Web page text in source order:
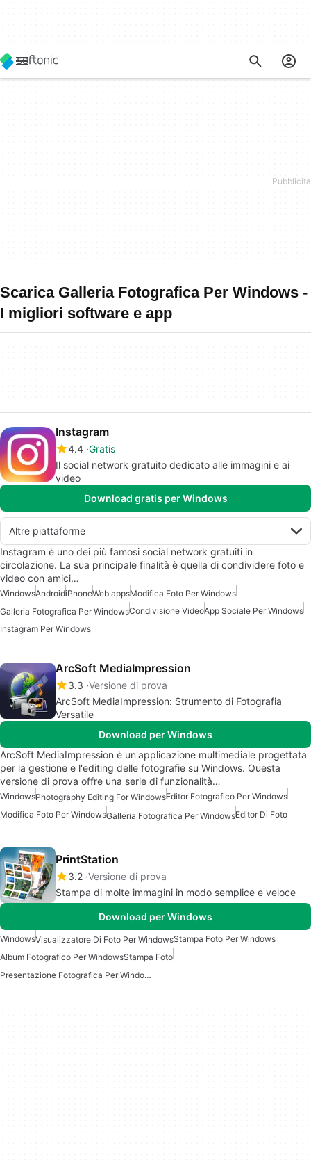
Scarica Galleria Fotografica Per Windows -
I migliori software e app
Instagram
4.4 Gratis
Il social network gratuito dedicato alle immagini e ai
video
Download gratis per Windows
Altre piattaforme
Instagram è uno dei più famosi social network gratuiti in
circolazione. La sua principale finalità è quella di condividere foto e
video con amici…
WindowsAndroidiPhoneWeb appsModifica Foto Per Windows
Galleria Fotografica Per WindowsCondivisione VideoApp Sociale Per Windows
Instagram Per Windows
ArcSoft MediaImpression
3.3 Versione di prova
ArcSoft MediaImpression: Strumento di Fotografia
Versatile
Download per Windows
ArcSoft MediaImpression è un'applicazione multimediale progettata
per la gestione e l'editing delle fotografie su Windows. Questa
versione di prova offre una serie di funzionalità…
WindowsPhotography Editing For WindowsEditor Fotografico Per Windows
Modifica Foto Per WindowsGalleria Fotografica Per WindowsEditor Di Foto
PrintStation
3.2 Versione di prova
Stampa di molte immagini in modo semplice e veloce
Download per Windows
WindowsVisualizzatore Di Foto Per WindowsStampa Foto Per Windows
Album Fotografico Per WindowsStampa Foto
Presentazione Fotografica Per Windows